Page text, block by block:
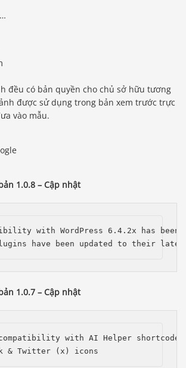
đều có bản quyền cho chủ sở hữu tương
được sử dụng trong bản xem trước trực
vào mẫu.
1.0.8 – Cập nhật
with WordPress 6.4.2x has been
have been updated to their
1.0.7 – Cập nhật
with AI Helper
& Twitter (x) icons